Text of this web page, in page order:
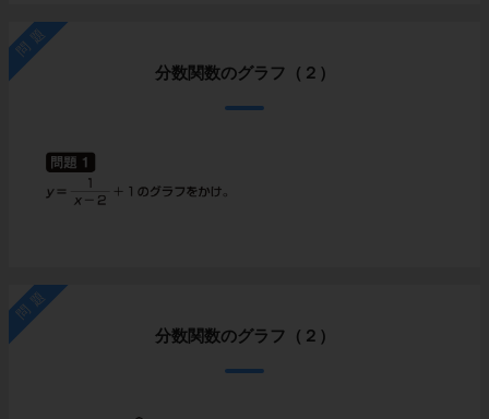
問題
分数関数のグラフ（２）
問題
分数関数のグラフ（２）